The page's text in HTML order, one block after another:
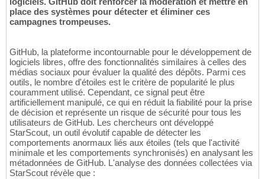
place des systèmes pour détecter et éliminer ces
campagnes trompeuses.
GitHub, la plateforme incontournable pour le développement de
logiciels libres, offre des fonctionnalités similaires à celles des
médias sociaux pour évaluer la qualité des dépôts. Parmi ces
outils, le nombre d'étoiles est le critère de popularité le plus
couramment utilisé. Cependant, ce signal peut être
artificiellement manipulé, ce qui en réduit la fiabilité pour la prise
de décision et représente un risque de sécurité pour tous les
utilisateurs de GitHub. Les chercheurs ont développé
StarScout, un outil évolutif capable de détecter les
comportements anormaux liés aux étoiles (tels que l'activité
minimale et les comportements synchronisés) en analysant les
métadonnées de GitHub. L'analyse des données collectées via
StarScout révèle que :